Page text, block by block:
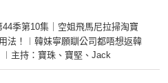
44季第10集｜空姐飛馬尼拉掃淘寶
法！︱韓妹寧願瞓公司都唔想返韓
主持：寶珠、寶堅、Jack